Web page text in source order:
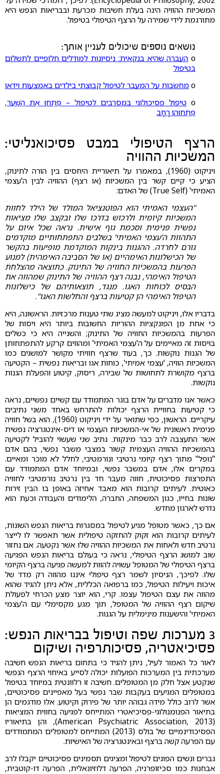
המשכיות ההוויה הינה בעלת חשיבות מכרעת ובבריאות הנפש היא
מתורגמת לידי שמירה על הרצף הטיפולי בטיפול.
נושאים נוספים שיכולים לעניין אותך:
ο העברה שהיא בנקאית: ניסיונות למודלים חלופיים לתשלום
בטיפול
οמחשבות על המעבר לטיפול קבוצתי בילדים באמצעות וידאו
ο טיפול פסיכולוגי במסרבים לטיפול – פִּתְחוּ אֶת הַשַּׁעַר,
פִּתְחוּהוּ רָחָב
הרצף הטיפולי במבט פסיכואנליטי:
המשכיות ההוויה
ויניקוט (1960), במאמרו על תיאוריית היחסים בין הורה לתינוק,
הציע כי קיים קשר בין המשכיות (או רצף) ההוויה לבין ה'עצמי
האמיתי' (True Self) של האדם:
"העצמי האמיתי הוא הפוטנציאל המולד של הילד לחוות
המשכיות קיומית ולרכוש בדרכו שלו ובקצב שלו מציאות
נפשית פנימית וסכמת גוף אישית. נראה שכל איום על
התהוות ה'עצמי האמיתי' בשלבים התפתחותיים מוקדמים
גורם לחרדה. ההגנות בינקות המוקדמת מופיעות בהקשר
של הכישלונות האימהיים (או של הסביבה האימהית) למנוע
הפרעות בהמשכיות החוויה של התינוק. כתוצאה מהצלחת
הטיפול האימהי, נבנה רצף ההוויה של התינוק שמהווה את
הבסיס לכוחות האגו. מנגד, תוצאותיהם של כישלונות
הטיפול האימהי הן קטיעות ברצף והחלשות האגו".
בדבריו אלו, ויניקוט למעשה מציג שתי טענות מרכזיות. הראשונה, היא
כי אחת מן הפונקציות ההוריות החשובות ביותר היא ויסות של
הפרעות בהמשכיות החוויה של התינוק; והשנייה היא כי כשלים
בויסות זה מאיימים על ה'עצמי האמיתי' ומהווים קרקע להתפתחותן
של הגנות נוקשות. כך, בעוד שרצף חוויתי מקושר למושגים כמו
המשכיות הוויה, 'עצמי אמיתי', כוחות אגו ובריאות נפשית – הקטיעה
ברצף מקושרת לתחושות של שבירה, ריסוק, קיטוע והפעלת הגנות
נוקשות.
כאשר אנו מדברים על אדם בוגר המתמודד עם קשיים נפשיים, נראה
כי קטיעות בחוויית הרצף יכולות להתרחש באחד משני נתיבים
עיקריים. הראשון, כפי שתואר על ידי ויניקוט (1960), הוא בשל חוויה
פנימית ראשונית של אי-המשכיות העצמי או דיס-אינטגרציה נפשית
אשר התעצבה לרב כבר מינקות. נתיב שני שעשוי להוביל לקטיעה
בהמשכיות ההוויה העצמית קשור במצבי משבר נפשי, בהם אדם
"נופל" מתוך רצף קיומי נרטיבי ונורמטיבי, לחלל לא מוכר ומאיים.
במקרים אלו, אדם במשבר נפשי, ובמיוחד אדם המתמודד עם
התפרצות פסיכוטית, חווה מעבר חד בין נרטיב נורמטיבי לחוויה
כאוטית. לעיתים קרובות הוא מאבד אחיזה באופן בו הבין זירות
שונות בחייו, כגון המשפחה, החברה, הלימודים והעבודה וכעת הוא
נדרש לארגון מחדש.
אם כך, כאשר מטופל מגיע לטיפול במסגרות בריאות הנפש השונות,
לעיתים קרובות הוא זקוק להחזקה טיפולית אשר תאפשר לו לייצר
נרטיב חדש ולאחות את המשכיות ההוויה שלו אשר נקטעה. אם נחזור
שוב למושג הרצף הטיפולי, נראה כי בעולם בריאות הנפש הפגיעה
ברצף הטיפולי של המטופל עשויה להוות למעשה פגיעה ברצף הקיומי
שלו. לפיכך, הניסיון לשמר רצף טיפולי איננו מהווה רק מדד של
איכות ויעילות הטיפול, כמו ברפואה הכללית, אלא ניתן להגיד שהוא
מהווה את עצם הטיפול עצמו. קרי, הוא יוצר מצע הכרחי לפעולת
שיקום רצף ההוויה של המטופל, תוך מגע מקסימלי עם ה'עצמי
האמיתי' והישענות מינימלית על הגנות.
3 מערכות שפה וטיפול בבריאות הנפש:
פסיכיאטריה, פסיכותרפיה ושיקום
לאור כל האמור לעיל, ניתן להגיד כי בתחום בריאות הנפש חשיבה
מערכתית בין המערכות הפועלות יכולה לסייע באיחוי הרצף הנפשי
שנקטע אצל חלק מן המטופלים. חשיבה זו רלוונטית במיוחד בטיפול
במטופלים המגיעים בעקבות שבר נפשי בעל מאפיינים פסיכוטיים,
אשר לרוב כולל מידה גבוהה יותר של פירוק וקיטוע. אלו מודגמים הן
בתיאור הפנומנולוגי-פסיכיאטרי המתייחס לפגיעה בחווית המציאות
(American Psychiatric Association, 2013), והן בתיאוריו
הפסיכודינמיים של בולס (2013) המתייחס למטופלים המתמודדים
עם הפרעה קשה ברצף ובאינטגרציה של האישיות.
גברים ונשים הפונים לטיפול ומציגים תסמינים פסיכוטיים יקבלו לרב
אבחנות כמו סכיזופרניה, הפרעה דלוזיונאלית, הפרעה דו-קוטבית,